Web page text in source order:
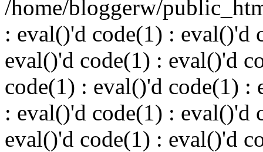
/home/bloggerw/
: eval()'d code(1) : eval()'d
eval()'d code(1) : eval()'d
code(1) : eval()'d code(1) :
: eval()'d code(1) : eval()'d
eval()'d code(1) : eval()'d